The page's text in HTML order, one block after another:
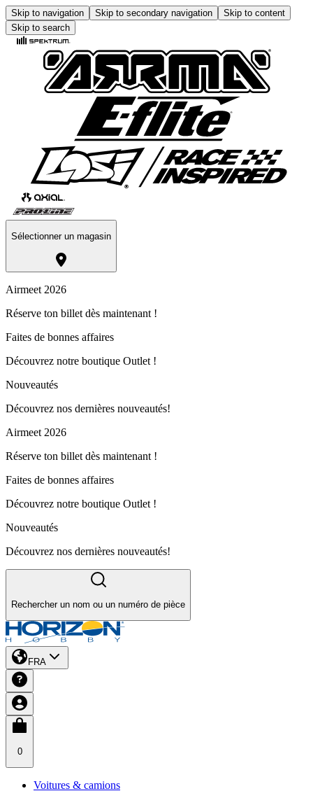
Skip to navigation Skip to secondary navigation
Skip to content
Skip to search
Sélectionner un magasin
Airmeet 2026
Réserve ton billet dès maintenant !
Faites de bonnes affaires
Découvrez notre boutique Outlet !
Nouveautés
Découvrez nos dernières nouveautés!
Airmeet 2026
Réserve ton billet dès maintenant !
Faites de bonnes affaires
Découvrez notre boutique Outlet !
Nouveautés
Découvrez nos dernières nouveautés!
Rechercher un nom ou un numéro de pièce
FRA
0
Voitures & camions